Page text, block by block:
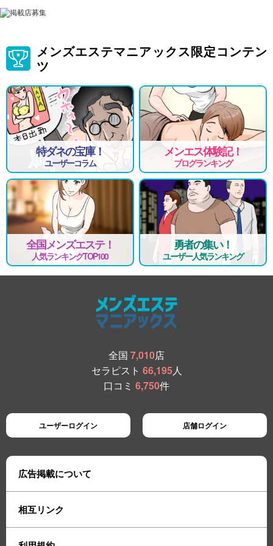
メンズエステマニアックス限定コンテン
ツ
特ダネの宝庫！
ユーザーコラム
メンエス体験記！
ブログランキング
全国メンズエステ！
人気ランキングTOP100
勇者の集い！
ユーザー人気ランキング
全国 7,010店
セラピスト 66,195人
口コミ 6,750件
ユーザーログイン 店舗ログイン
広告掲載について
相互リンク